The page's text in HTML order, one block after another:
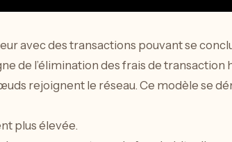
avec des transactions pouvant se
de l’élimination des frais de transaction
rejoignent le réseau. Ce modèle se
plus élevée.